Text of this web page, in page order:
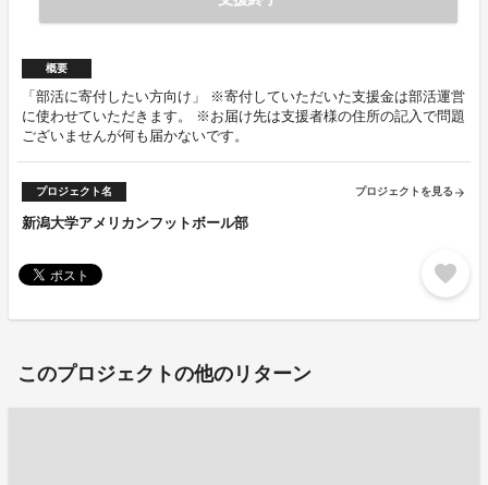
概要
「部活に寄付したい方向け」 ※寄付していただいた支援金は部活運営
に使わせていただきます。 ※お届け先は支援者様の住所の記入で問題
ございませんが何も届かないです。
プロジェクト名 プロジェクトを見る arrow_forward
新潟大学アメリカンフットボール部
favorite
このプロジェクトの他のリターン